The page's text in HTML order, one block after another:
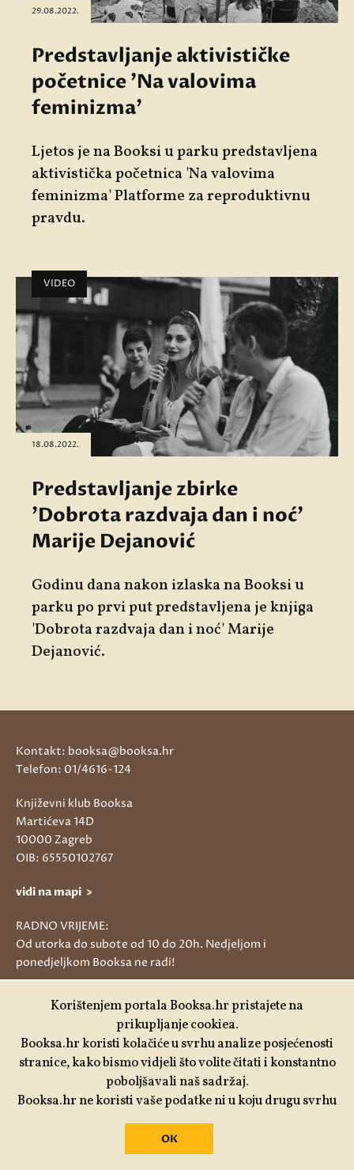
29.08.2022.
Predstavljanje aktivističke
početnice 'Na valovima
feminizma'
Ljetos je na Booksi u parku predstavljena
aktivistička početnica 'Na valovima
feminizma' Platforme za reproduktivnu
pravdu.
VIDEO
18.08.2022.
Predstavljanje zbirke
'Dobrota razdvaja dan i noć'
Marije Dejanović
Godinu dana nakon izlaska na Booksi u
parku po prvi put predstavljena je knjiga
'Dobrota razdvaja dan i noć' Marije
Dejanović.
O nama
Kontakt: booksa@booksa.hr
Telefon: 01/4616-124
Književni klub Booksa
Martićeva 14D
10000 Zagreb
OIB: 65550102767
vidi na mapi >
RADNO VRIJEME:
Od utorka do subote od 10 do 20h. Nedjeljom i
ponedjeljkom Booksa ne radi!
ENG
Korištenjem portala Booksa.hr pristajete na
prikupljanje cookiea.
Booksa.hr koristi kolačiće u svrhu analize posjećenosti
stranice, kako bismo vidjeli što volite čitati i konstantno
poboljšavali naš sadržaj.
Booksa.hr ne koristi vaše podatke ni u koju drugu svrhu
OK